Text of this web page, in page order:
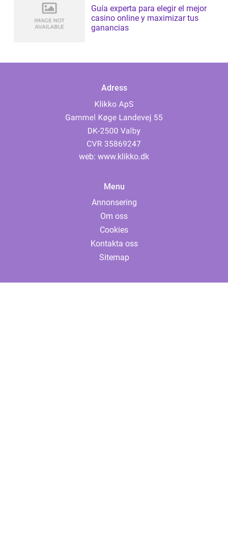
Guía experta para elegir el mejor
casino online y maximizar tus
ganancias
Adress
web: www.klikko.dk
Menu
Annonsering
Om oss
Cookies
Kontakta oss
Sitemap